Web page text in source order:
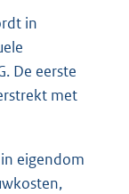
in
De eerste
met
eigendom